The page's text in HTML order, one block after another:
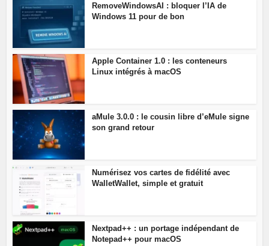
RemoveWindowsAI : bloquer l’IA de
Windows 11 pour de bon
Apple Container 1.0 : les conteneurs
Linux intégrés à macOS
aMule 3.0.0 : le cousin libre d’eMule signe
son grand retour
Numérisez vos cartes de fidélité avec
WalletWallet, simple et gratuit
Nextpad++ : un portage indépendant de
Notepad++ pour macOS